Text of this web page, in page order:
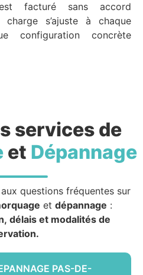
facturé sans accord
s’ajuste à chaque
configuration concrète
services de
et Dépannage
questions fréquentes sur
et dépannage :
délais et modalités de
PAS-DE-